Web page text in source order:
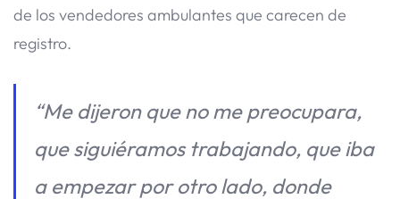
de los vendedores ambulantes que carecen de
registro.
“Me dijeron que no me preocupara,
que siguiéramos trabajando, que iba
a empezar por otro lado, donde